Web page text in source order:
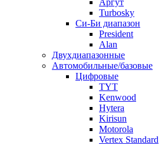
Turbosky
Си-Би диапазон
President
Alan
Двухдиапазонные
Автомобильные/базовые
Цифровые
TYT
Kenwood
Hytera
Kirisun
Motorola
Vertex Standard